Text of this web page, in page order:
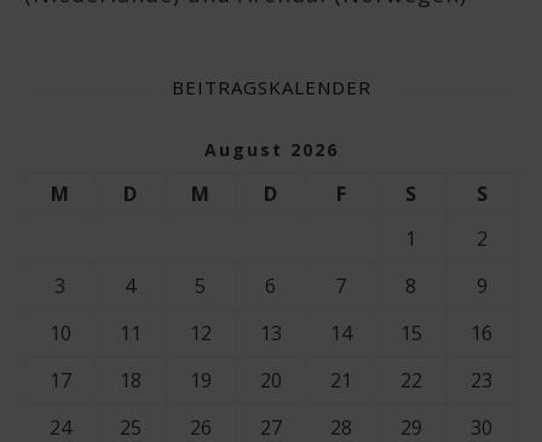
BEITRAGSKALENDER
August 2026
M D M D F S
S
1
2
3
4 5 6 7 8
9
10
11 12 13 14 15
16
17
18 19 20 21 22
23
24
25 26 27 28 29
30